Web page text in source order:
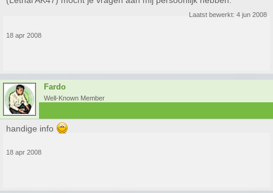
Laatst bewerkt: 4 jun 2008
18 apr 2008
Fardo
Well-Known Member
handige info
18 apr 2008